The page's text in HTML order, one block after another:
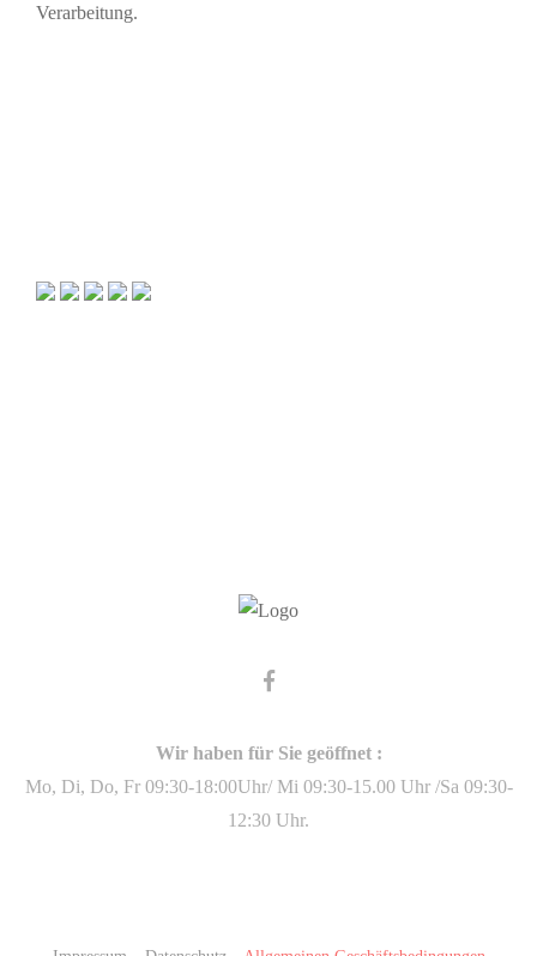
Verarbeitung.
Wir haben für Sie geöffnet :
Mo, Di, Do, Fr 09:30-18:00Uhr/ Mi 09:30-15.00 Uhr /Sa 09:30-
12:30 Uhr.